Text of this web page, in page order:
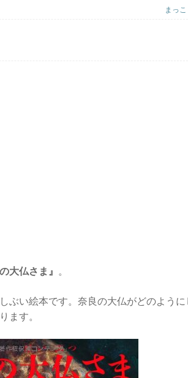
まっ
大仏さま』 。
ぶい絵本です。奈良の大仏がどのように
ます。